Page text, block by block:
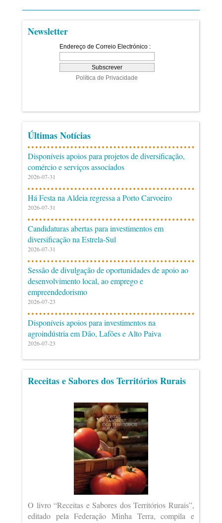
Newsletter
Últimas Notícias
Disponíveis apoios para projetos de diversificação,
comércio e serviços associados
2026-07-31
Há Festa na Aldeia regressa a Porto Carvoeiro
2026-07-31
Candidaturas abertas para investimentos em
diversificação na Estrela-Sul
2026-07-31
Sessão de divulgação de oportunidades de apoio ao
desenvolvimento local, ao emprego e
empreendedorismo
2026-07-23
Disponíveis apoios para investimentos na
agroindústria em Dão, Lafões e Alto Paiva
2026-07-23
Receitas e Sabores dos Territórios Rurais
O livro “Receitas e Sabores dos Territórios Rurais”,
editado pela Federação Minha Terra, compila e